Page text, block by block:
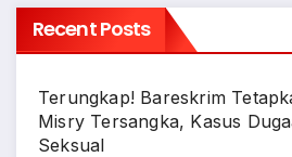
Recent Posts
Terungkap! Bareskrim
Misry Tersangka, Kasus
Seksual